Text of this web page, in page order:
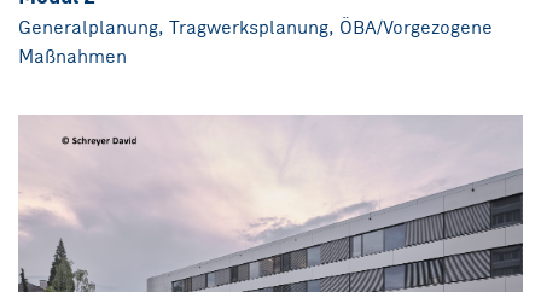
Generalplanung, Tragwerksplanung, ÖBA/Vorgezogene
Maßnahmen